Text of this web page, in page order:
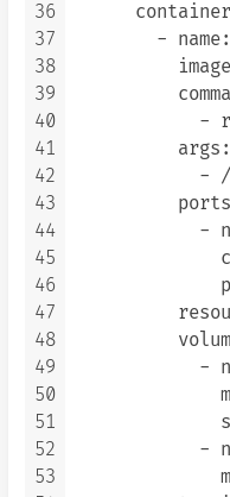
36
37
38
39
40
41
42
43
44
45
46
47
48
49
50
51
52
53
-
-
          args:
-
-
-
-